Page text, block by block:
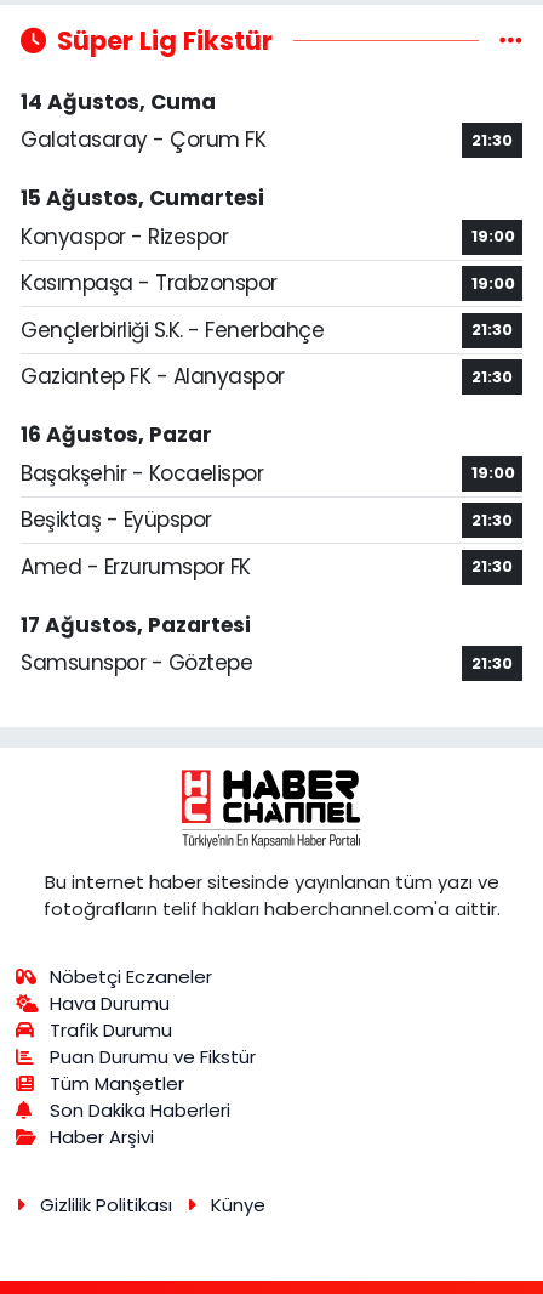
Süper Lig Fikstür
14 Ağustos, Cuma
Galatasaray - Çorum FK
21:30
15 Ağustos, Cumartesi
Konyaspor - Rizespor
19:00
Kasımpaşa - Trabzonspor 19:00
Gençlerbirliği S.K. - Fenerbahçe 21:30
Gaziantep FK - Alanyaspor 21:30
16 Ağustos, Pazar
Başakşehir - Kocaelispor
19:00
Beşiktaş - Eyüpspor 21:30
Amed - Erzurumspor FK 21:30
17 Ağustos, Pazartesi
Samsunspor - Göztepe
21:30
Bu internet haber sitesinde yayınlanan tüm yazı ve
fotoğrafların telif hakları haberchannel.com'a aittir.
Nöbetçi Eczaneler
Hava Durumu
Trafik Durumu
Puan Durumu ve Fikstür
Tüm Manşetler
Son Dakika Haberleri
Haber Arşivi
Gizlilik Politikası Künye